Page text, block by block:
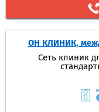
ОН КЛИНИК,
Сеть клиник